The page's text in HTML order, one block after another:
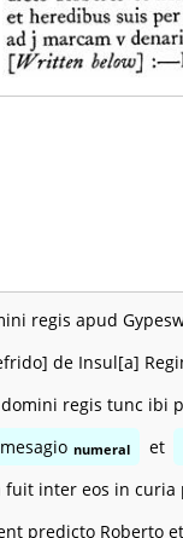
regis apud
de Insul[a]
regis tunc ibi
numeral et
inter eos in
predicto Roberto